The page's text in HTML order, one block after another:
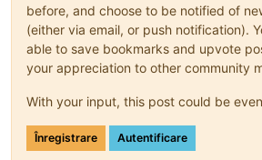
before, and choose to be notified of
(either via email, or push notification).
able to save bookmarks and upvote
your appreciation to other community
With your input, this post could be
Înregistrare Autentificare